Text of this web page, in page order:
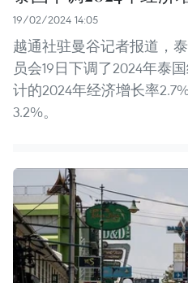
19/02/2024 14:05
越通社驻曼谷记者报道，
员会19日下调了2024年泰
计的2024年经济增长率
3.2%。